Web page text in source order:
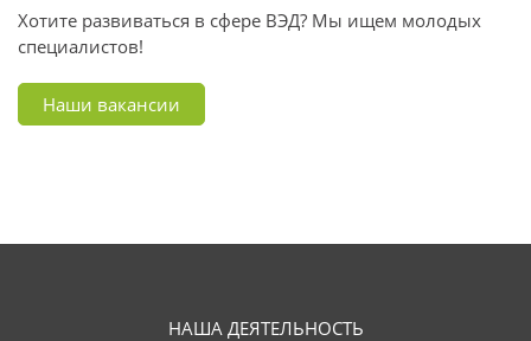
Хотите развиваться в сфере ВЭД? Мы ищем молодых
специалистов!
Наши вакансии
НАША ДЕЯТЕЛЬНОСТЬ